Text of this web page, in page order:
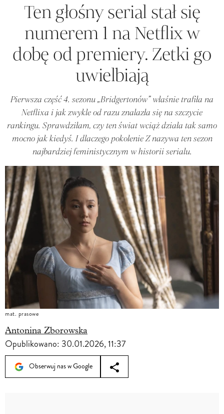
Ten głośny serial stał się
numerem 1 na Netflix w
dobę od premiery. Zetki go
uwielbiają
Pierwsza część 4. sezonu „Bridgertonów” właśnie trafiła na
Netflixa i jak zwykle od razu znalazła się na szczycie
rankingu. Sprawdziłam, czy ten świat wciąż działa tak samo
mocno jak kiedyś. I dlaczego pokolenie Z nazywa ten sezon
najbardziej feministycznym w historii serialu.
mat. prasowe
Antonina Zborowska
Opublikowano: 30.01.2026, 11:37
Obserwuj nas w Google